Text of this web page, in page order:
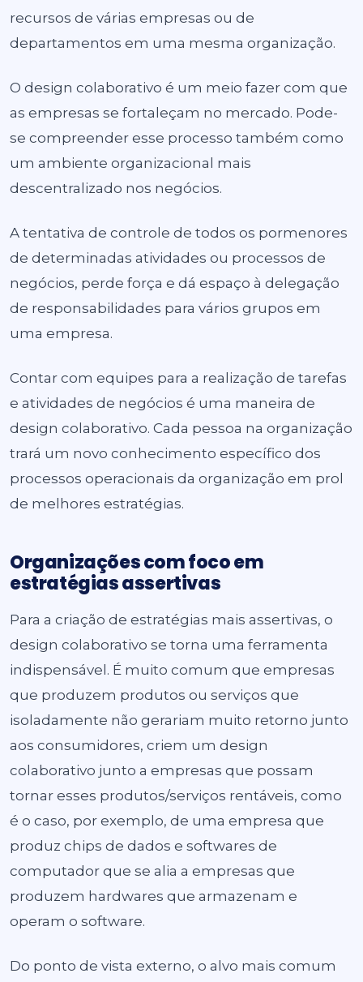
recursos de várias empresas ou de
departamentos em uma mesma organização.
O design colaborativo é um meio fazer com que
as empresas se fortaleçam no mercado. Pode-
se compreender esse processo também como
um ambiente organizacional mais
descentralizado nos negócios.
A tentativa de controle de todos os pormenores
de determinadas atividades ou processos de
negócios, perde força e dá espaço à delegação
de responsabilidades para vários grupos em
uma empresa.
Contar com equipes para a realização de tarefas
e atividades de negócios é uma maneira de
design colaborativo. Cada pessoa na organização
trará um novo conhecimento específico dos
processos operacionais da organização em prol
de melhores estratégias.
Organizações com foco em
estratégias assertivas
Para a criação de estratégias mais assertivas, o
design colaborativo se torna uma ferramenta
indispensável. É muito comum que empresas
que produzem produtos ou serviços que
isoladamente não gerariam muito retorno junto
aos consumidores, criem um design
colaborativo junto a empresas que possam
tornar esses produtos/serviços rentáveis, como
é o caso, por exemplo, de uma empresa que
produz chips de dados e softwares de
computador que se alia a empresas que
produzem hardwares que armazenam e
operam o software.
Do ponto de vista externo, o alvo mais comum